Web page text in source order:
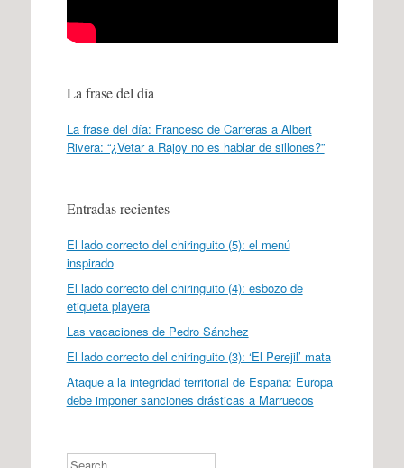
La frase del día
La frase del día: Francesc de Carreras a Albert
Rivera: “¿Vetar a Rajoy no es hablar de sillones?”
Entradas recientes
El lado correcto del chiringuito (5): el menú
inspirado
El lado correcto del chiringuito (4): esbozo de
etiqueta playera
Las vacaciones de Pedro Sánchez
El lado correcto del chiringuito (3): ‘El Perejil’ mata
Ataque a la integridad territorial de España: Europa
debe imponer sanciones drásticas a Marruecos
Search